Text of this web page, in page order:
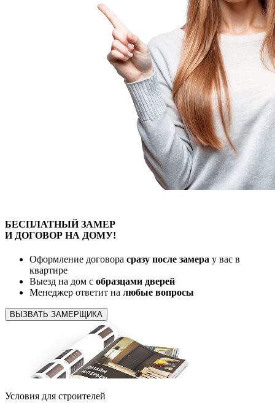
БЕСПЛАТНЫЙЗАМЕР
И ДОГОВОР НА ДОМУ!
Оформление договора сразу после замера у вас в
квартире
Выезд на дом с образцами дверей
Менеджер ответит на любые вопросы
ВЫЗВАТЬ ЗАМЕРЩИКА
Условия для строителей